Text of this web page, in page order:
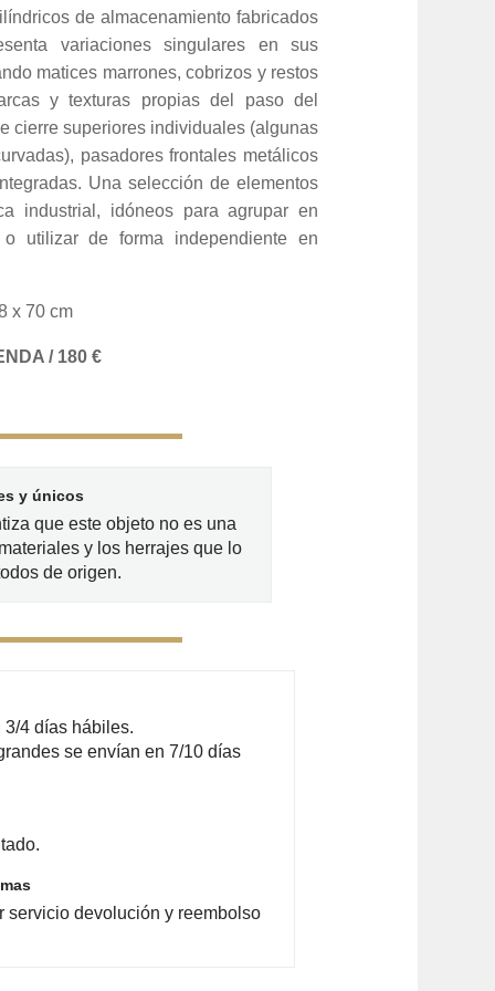
de almacenamiento fabricados
variaciones singulares en sus
matices marrones, cobrizos y restos
y texturas propias del paso del
cierre superiores individuales (algunas
pasadores frontales metálicos
Una selección de elementos
industrial, idóneos para agrupar en
o utilizar de forma independiente en
x 70 cm
/ 180 €
y únicos
que este objeto no es una
y los herrajes que lo
de origen.
3/4 días hábiles.
se envían en 7/10 días
servicio devolución y reembolso